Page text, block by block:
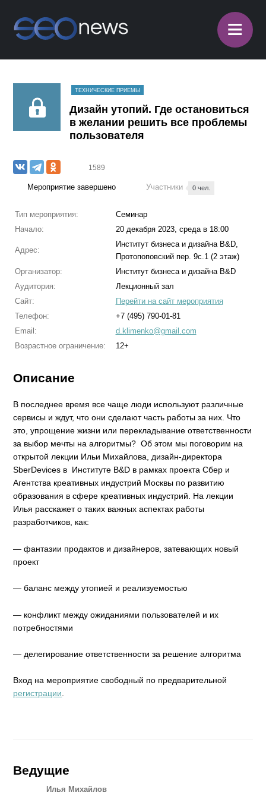
≡
ТЕХНИЧЕСКИЕ ПРИЕМЫ
Дизайн утопий. Где остановиться
в желании решить все проблемы
пользователя
1589
Мероприятие завершено Участники 0 чел.
Тип мероприятия:
Семинар
Начало:
20 декабря 2023, среда в 18:00
Адрес:
Институт бизнеса и дизайна B&D,
Протопоповский пер. 9с.1 (2 этаж)
Организатор:
Институт бизнеса и дизайна B&D
Аудитория:
Лекционный зал
Сайт:
Перейти на сайт мероприятия
Телефон:
+7 (495) 790-01-81
Email:
d.klimenko@gmail.com
Возрастное ограничение:
12+
Описание
В последнее время все чаще люди используют различные
сервисы и ждут, что они сделают часть работы за них. Что
это, упрощение жизни или перекладывание ответственности
за выбор мечты на алгоритмы? Об этом мы поговорим на
открытой лекции Ильи Михайлова, дизайн-директора
SberDevices в Институте B&D в рамках проекта Сбер и
Агентства креативных индустрий Москвы по развитию
образования в сфере креативных индустрий. На лекции
Илья расскажет о таких важных аспектах работы
разработчиков, как:
— фантазии продактов и дизайнеров, затевающих новый
проект
— баланс между утопией и реализуемостью
— конфликт между ожиданиями пользователей и их
потребностями
— делегирование ответственности за решение алгоритма
Вход на мероприятие свободный по предварительной
регистрации.
Ведущие
Илья Михайлов